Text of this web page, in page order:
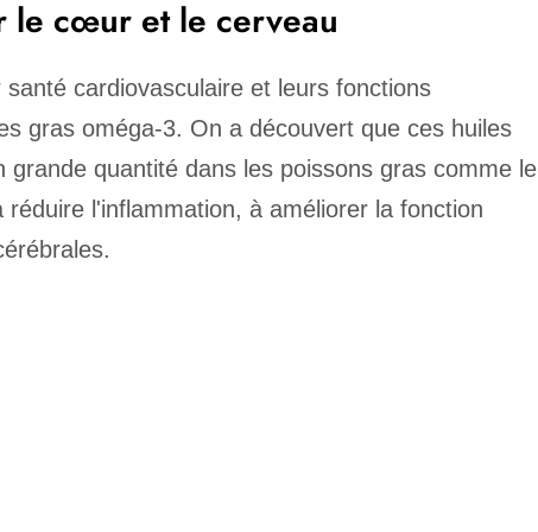
le cœur et le cerveau
cardiovasculaire et leurs fonctions
gras oméga-3. On a découvert que ces huiles
quantité dans les poissons gras comme le
l'inflammation, à améliorer la fonction